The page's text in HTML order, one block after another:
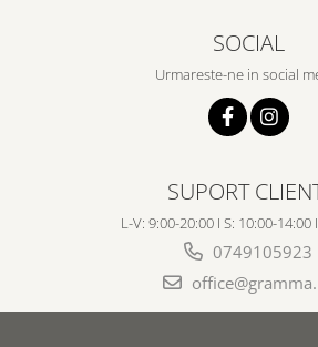
SOCIAL
Urmareste-ne in social
SUPORT
L-V: 9:00-20:00 I S: 10:00-14:00
0749105923